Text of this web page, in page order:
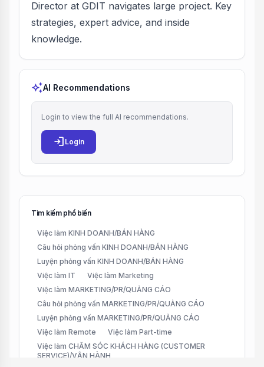
Director at GDIT navigates large project. Key
strategies, expert advice, and inside
knowledge.
auto_awesomeAI Recommendations
Login to view the full AI recommendations.
login Login
Tìm kiếm phổ biến
Việc làm KINH DOANH/BÁN HÀNG
Câu hỏi phỏng vấn KINH DOANH/BÁN HÀNG
Luyện phỏng vấn KINH DOANH/BÁN HÀNG
Việc làm IT
Việc làm Marketing
Việc làm MARKETING/PR/QUẢNG CÁO
Câu hỏi phỏng vấn MARKETING/PR/QUẢNG CÁO
Luyện phỏng vấn MARKETING/PR/QUẢNG CÁO
Việc làm Remote
Việc làm Part-time
Việc làm CHĂM SÓC KHÁCH HÀNG (CUSTOMER
SERVICE)/VẬN HÀNH